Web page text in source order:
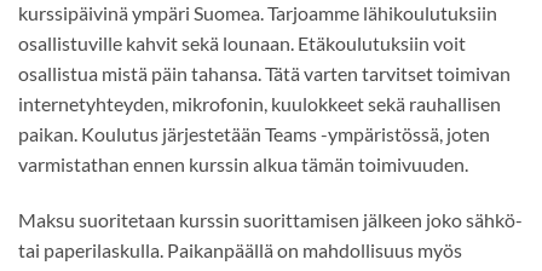
kurssipäivinä ympäri Suomea. Tarjoamme lähikoulutuksiin
osallistuville kahvit sekä lounaan. Etäkoulutuksiin voit
osallistua mistä päin tahansa. Tätä varten tarvitset toimivan
internetyhteyden, mikrofonin, kuulokkeet sekä rauhallisen
paikan. Koulutus järjestetään Teams -ympäristössä, joten
varmistathan ennen kurssin alkua tämän toimivuuden.
Maksu suoritetaan kurssin suorittamisen jälkeen joko sähkö-
tai paperilaskulla. Paikanpäällä on mahdollisuus myös